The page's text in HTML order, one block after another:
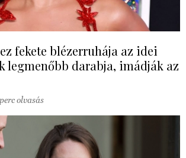
fekete blézerruhája az idei
legmenőbb darabja, imádják az
olvasás